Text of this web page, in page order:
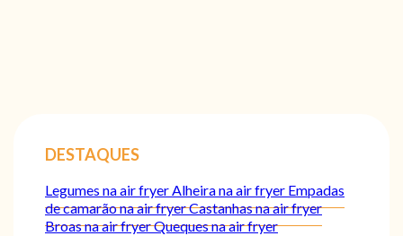
DESTAQUES
Legumes na air fryerAlheira na air fryer Empadas
de camarão na air fryerCastanhas na air fryer
Broas na air fryerQueques na air fryer